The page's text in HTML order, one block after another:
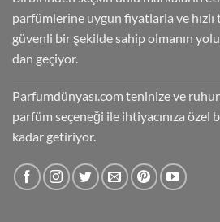
parfümlerine uygun fiyatlarla ve
güvenli bir şekilde sahip olmanın
dan geçiyor.
Parfumdünyası.com teninize ve
parfüm seçeneği ile ihtiyacınıza özel
kadar getiriyor.